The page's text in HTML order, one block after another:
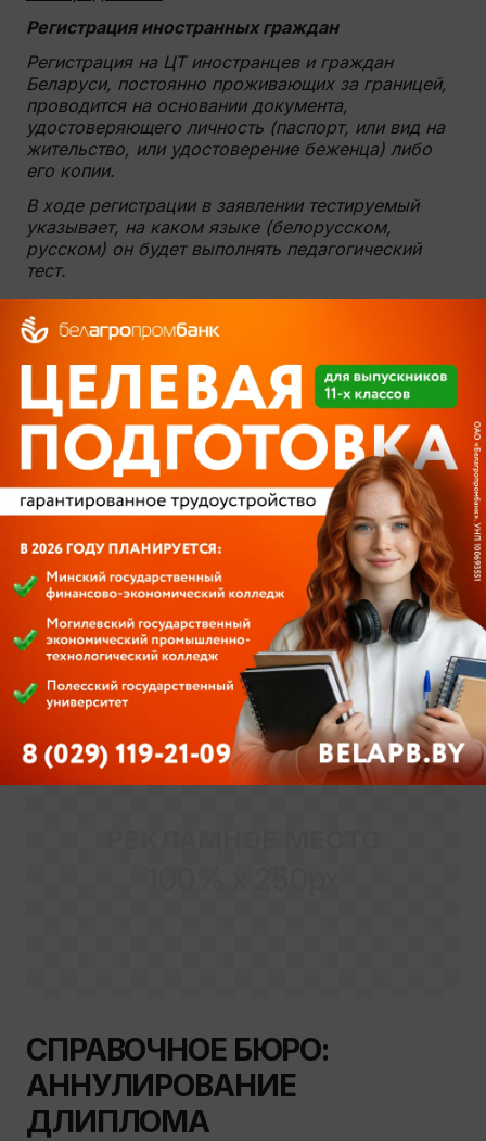
Регистрация иностранных граждан
Регистрация на ЦТ иностранцев и граждан
Беларуси, постоянно проживающих за границей,
проводится на основании документа,
удостоверяющего личность (паспорт, или вид на
жительство, или удостоверение беженца) либо
его копии.
В ходе регистрации в заявлении тестируемый
указывает, на каком языке (белорусском,
русском) он будет выполнять педагогический
тест.
Для участия в ЦТ заявление и копию документа,
удостоверяющего личность, в пункт регистрации
можно отправлять по почте.
Документ о внесении платы за прием и
оформление документов для участия в
тестировании и документ, удостоверяющий
личность, предъявляются при получении
пропуска.
Более подробную информацию можно
https://kudapostupat.by
С уважением, СПРАВОЧНОЕ БЮРО
KudaPostupat.by
СПРАВОЧНОЕ БЮРО:
АННУЛИРОВАНИЕ
ДЛИПЛОМА